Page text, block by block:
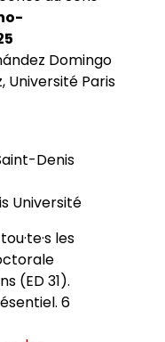
Domingo
, Université Paris
Denis
Université
les
(ED 31).
6